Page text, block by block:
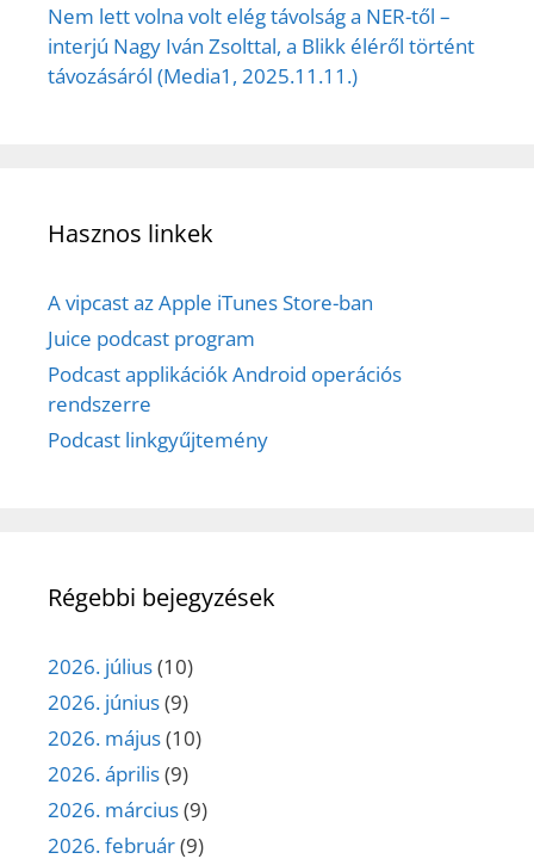
Nem lett volna volt elég távolság a NER-től –
interjú Nagy Iván Zsolttal, a Blikk éléről történt
távozásáról (Media1, 2025.11.11.)
Hasznos linkek
A vipcast az Apple iTunes Store-ban
Juice podcast program
Podcast applikációk Android operációs
rendszerre
Podcast linkgyűjtemény
Régebbi bejegyzések
2026. július(10)
2026. június(9)
2026. május(10)
2026. április(9)
2026. március(9)
2026. február(9)